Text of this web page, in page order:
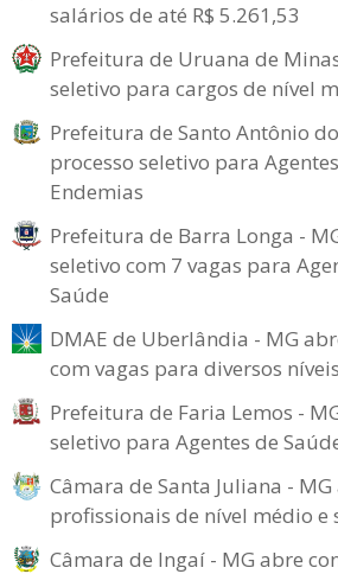
salários de até R$ 5.261,53
Prefeitura de Uruana de
seletivo para cargos de nível
Prefeitura de Santo Antônio
processo seletivo para
Endemias
Prefeitura de Barra Longa -
seletivo com 7 vagas para
Saúde
DMAE de Uberlândia - MG
com vagas para diversos
Prefeitura de Faria Lemos -
seletivo para Agentes de
Câmara de Santa Juliana -
profissionais de nível médio e
Câmara de Ingaí - MG abre